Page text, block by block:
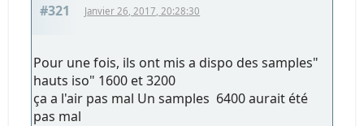
#321 Janvier 26, 2017, 20:28:30
Pour une fois, ils ont mis a dispo des samples"
hauts iso" 1600 et 3200
ça a l'air pas mal Un samples 6400 aurait été
pas mal